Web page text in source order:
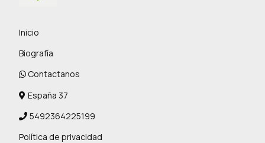
Inicio
Biografía
Contactanos
España 37
5492364225199
Política de privacidad